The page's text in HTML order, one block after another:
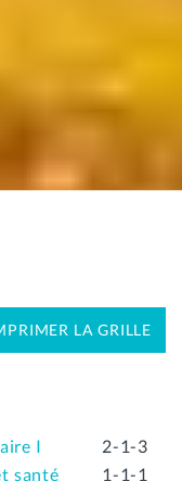
LA GRILLE
I
2-1-3
santé
1-1-1